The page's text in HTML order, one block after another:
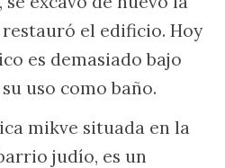
el edificio. Hoy
es demasiado bajo
uso como baño.
mikve situada en la
judío, es un